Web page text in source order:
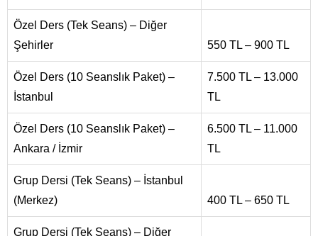
Özel Ders (Tek Seans) – Diğer
Şehirler
550 TL – 900 TL
Özel Ders (10 Seanslık Paket) –
İstanbul
7.500 TL – 13.000
TL
Özel Ders (10 Seanslık Paket) –
Ankara / İzmir
6.500 TL – 11.000
TL
Grup Dersi (Tek Seans) – İstanbul
(Merkez)
400 TL – 650 TL
Grup Dersi (Tek Seans) – Diğer